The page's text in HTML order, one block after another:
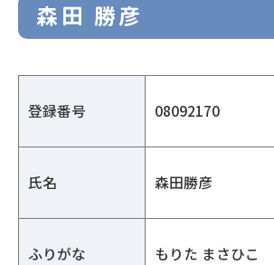
森田 勝彦
登録番号 08092170
氏名 森田勝彦
ふりがな もりた まさひこ